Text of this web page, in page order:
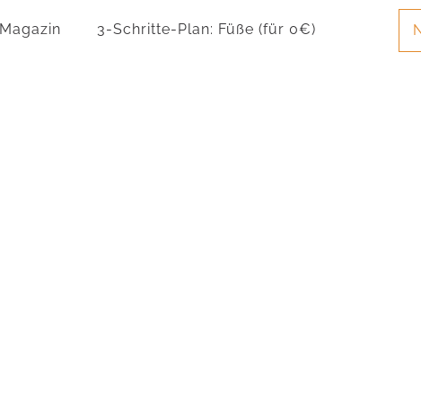
Magazin 3-Schritte-Plan: Füße (für 0€)